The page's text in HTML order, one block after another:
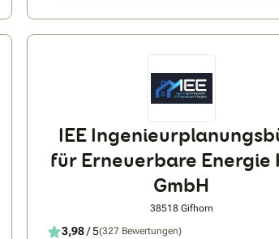
IEE
für Erneuerbare Energie
GmbH
38518 Gifhorn
3,98/ 5(327 Bewertungen)